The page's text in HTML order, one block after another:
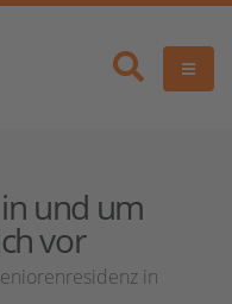
und um
vor
in